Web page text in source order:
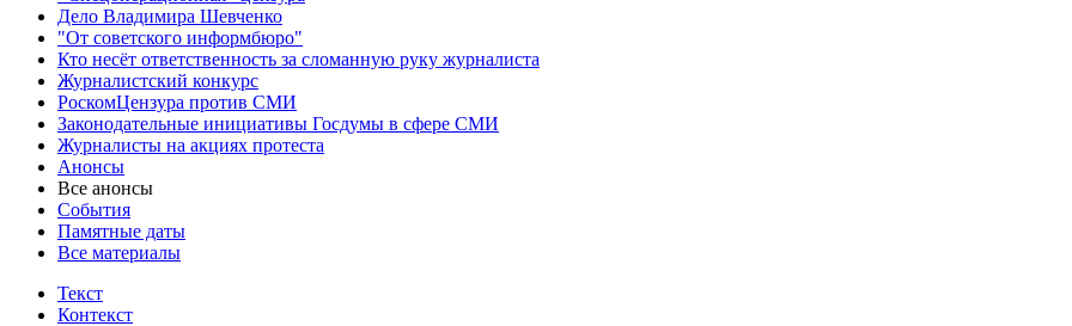
Дело Владимира Шевченко
"От советского информбюро"
Кто несёт ответственность за сломанную руку журналиста
Журналистский конкурс
РоскомЦензура против СМИ
Законодательные инициативы Госдумы в сфере СМИ
Журналисты на акциях протеста
Анонсы
Все анонсы
События
Памятные даты
Все материалы
Текст
Контекст